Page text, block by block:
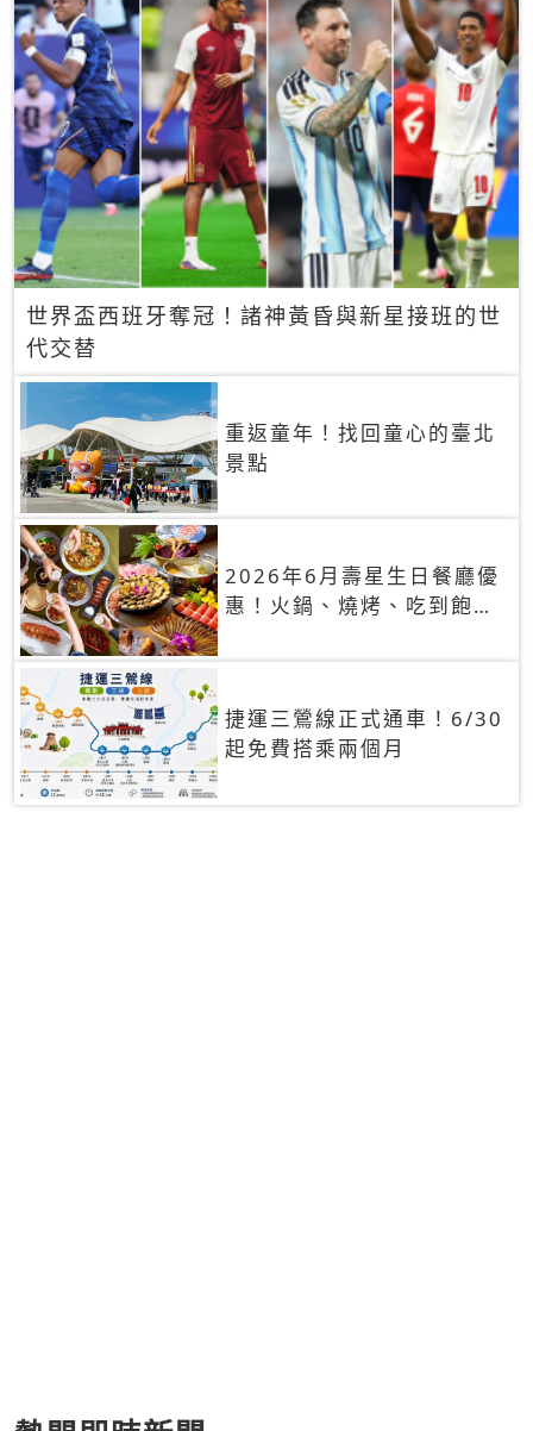
世界盃西班牙奪冠！諸神黃昏與新星接班的世
代交替
重返童年！找回童心的臺北
景點
2026年6月壽星生日餐廳優
惠！火鍋、燒烤、吃到飽，
捷運三鶯線正式通車！6/30
起免費搭乘兩個月